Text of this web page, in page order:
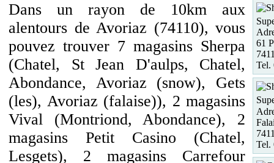
Dans un rayon de 10km aux
alentours de Avoriaz (74110), vous
pouvez trouver 7 magasins Sherpa
(Chatel, St Jean D'aulps, Chatel,
Abondance, Avoriaz (snow), Gets
(les), Avoriaz (falaise)), 2 magasins
Vival (Montriond, Abondance), 2
magasins Petit Casino (Chatel,
Lesgets), 2 magasins Carrefour
61
Tel.
Tel.